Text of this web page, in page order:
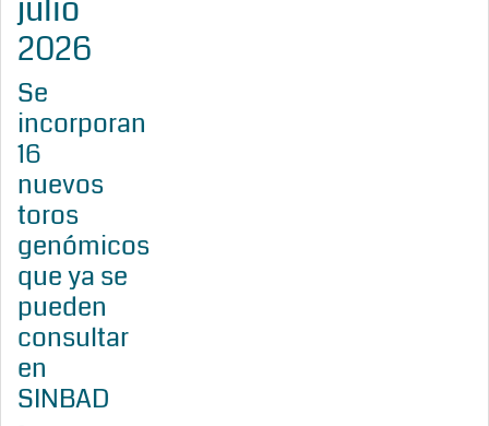
julio
2026
Se
incorporan
16
nuevos
toros
genómicos
que ya se
pueden
consultar
en
SINBAD